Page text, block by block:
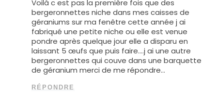
Voilà c est pas la première fois que des
bergeronnettes niche dans mes caisses de
géraniums sur ma fenêtre cette année j ai
fabriqué une petite niche ou elle est venue
pondre après quelque jour elle a disparu en
laissant 5 œufs que puis faire….j ai une autre
bergeronnettes qui couve dans une barquette
de géranium merci de me répondre…
RÉPONDRE